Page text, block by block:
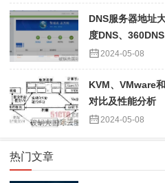
DNS服务器地址
度DNS、
2024-05-08
KVM、VMware
对比及性能分析
2024-05-08
热门文章